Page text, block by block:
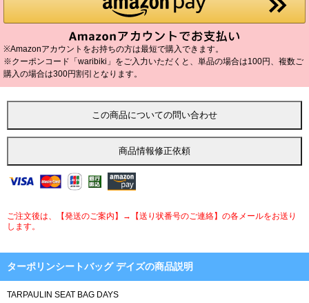
※Amazonアカウントをお持ちの方は最短で購入できます。
※クーポンコード「waribiki」をご入力いただくと、単品の場合は100円、複数ご
購入の場合は300円割引となります。
ご注文後は、【発送のご案内】→【送り状番号のご連絡】の各メールをお送り
します。
ターポリンシートバッグ デイズの商品説明
TARPAULIN SEAT BAG DAYS